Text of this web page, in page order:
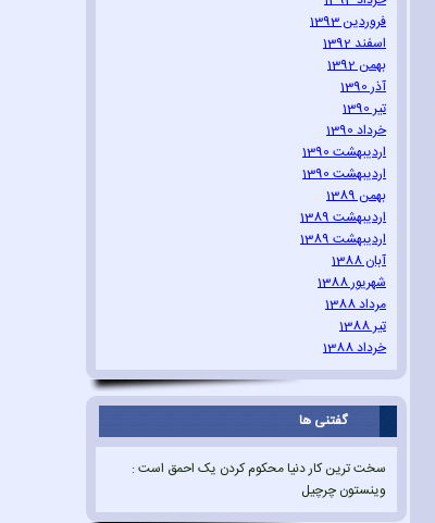
فروردین 1393
اسفند 1392
بهمن 1392
آذر 1390
تیر 1390
خرداد 1390
اردیبهشت 1390
اردیبهشت 1390
بهمن 1389
اردیبهشت 1389
اردیبهشت 1389
آبان 1388
شهریور 1388
مرداد 1388
تیر 1388
خرداد 1388
گفتنی ها
سخت ترین کار دنیا محکوم کردن یک احمق است :
وینستون چرچیل